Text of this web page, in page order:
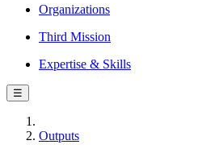
Organizations
Third Mission
Expertise & Skills
☰
Outputs